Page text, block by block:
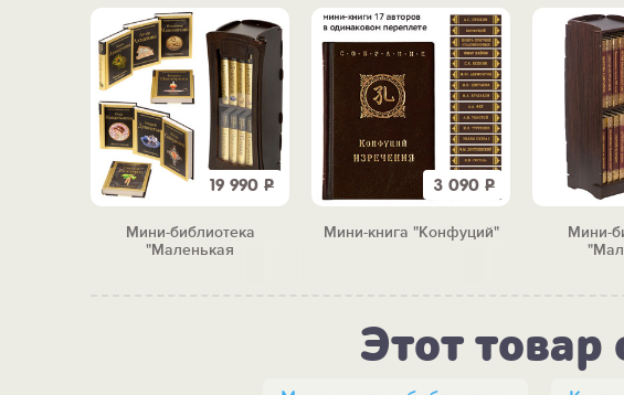
19 990 Р
Мини-библиотека
"Маленькая
3 090 Р
Мини-книга "Конфуций"
Мини-
Этот товар